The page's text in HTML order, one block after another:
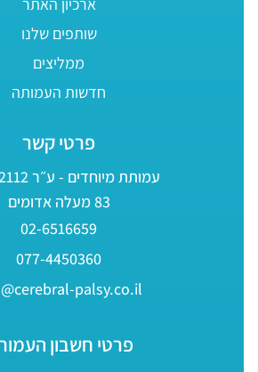
ארכיון האתר
שותפים שלנו
ממליצים
חדשות העמותה
פרטי קשר
עמותת מיוחדים - ע״ר 580662112
83 מעלה אדומים
02-6516659
077-4450360
palsy.co.il
פרטי חשבון